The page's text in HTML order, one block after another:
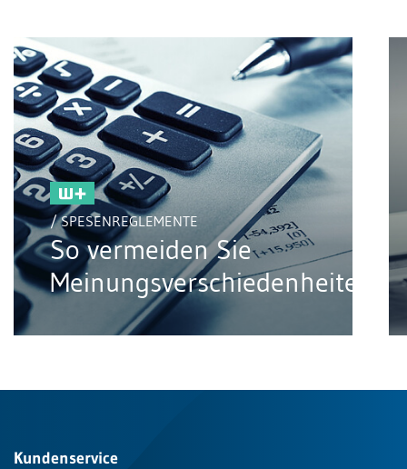
/ SPESENREGLEMENTE
So vermeiden Sie
Meinungsverschiedenheiten
Kundenservice